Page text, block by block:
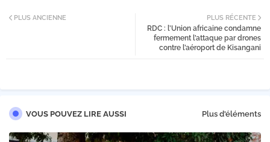
PLUS RÉCENTE
RDC : l’Union africaine condamne
fermement l’attaque par drones
contre l’aéroport de Kisangani
PLUS ANCIENNE
VOUS POUVEZ LIRE AUSSI Plus d'éléments